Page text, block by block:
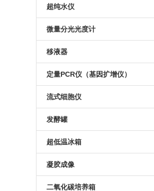
系统
BioSpace-3D微重力培养仪
TDCCS-3D微重力三维细胞培养系
统
超重力三维旋转细胞培养仪
微重力三维旋转细胞培养仪
IMS系列雪花制冰机
3D细胞培养系统
超微量紫外分光光度计
赛默飞超微量分光光度计
超纯水仪
密理博超纯水仪
Millipore 超纯水仪
美国Millipor超纯水仪
推荐超纯水仪
上海淼康纯水仪
南京易普易达超纯水仪
微量分光光度计
NanoDrop One 超微量分光光度计
紫外分光光度计
百泰克
德国IMPLEN光度计
科誉兴业光度计
推荐微量分光光度计
NanoDrop3000光度计
移液器
ErgoOne移液器
移液器灭菌器
Eppendorf德国移液器
定量PCR仪（基因扩增仪）
ThermoFisher PCR仪
CFX Opus 96
荧光定量PCR仪
PCR操作台
罗氏PCR仪
流式细胞仪
BD 流式细胞仪
BD C6流式细胞仪
发酵罐
气升式发酵罐
多联不锈钢发酵罐
台式发酵罐
超低温冰箱
thermo905超低温冰箱
三洋超低温冰箱
凝胶成像
GI-II凝胶成像系统
二氧化碳培养箱